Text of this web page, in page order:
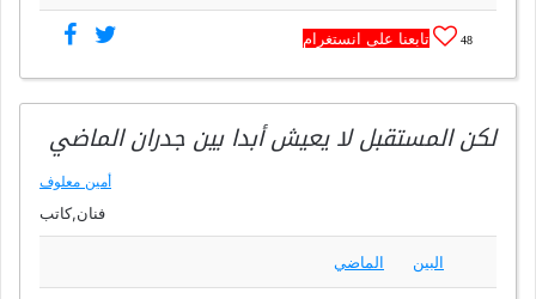
48 تابعنا على انستغرام
لكن المستقبل لا يعيش أبدا بين جدران الماضي
أمين معلوف
فنان,كاتب
البين الماضي